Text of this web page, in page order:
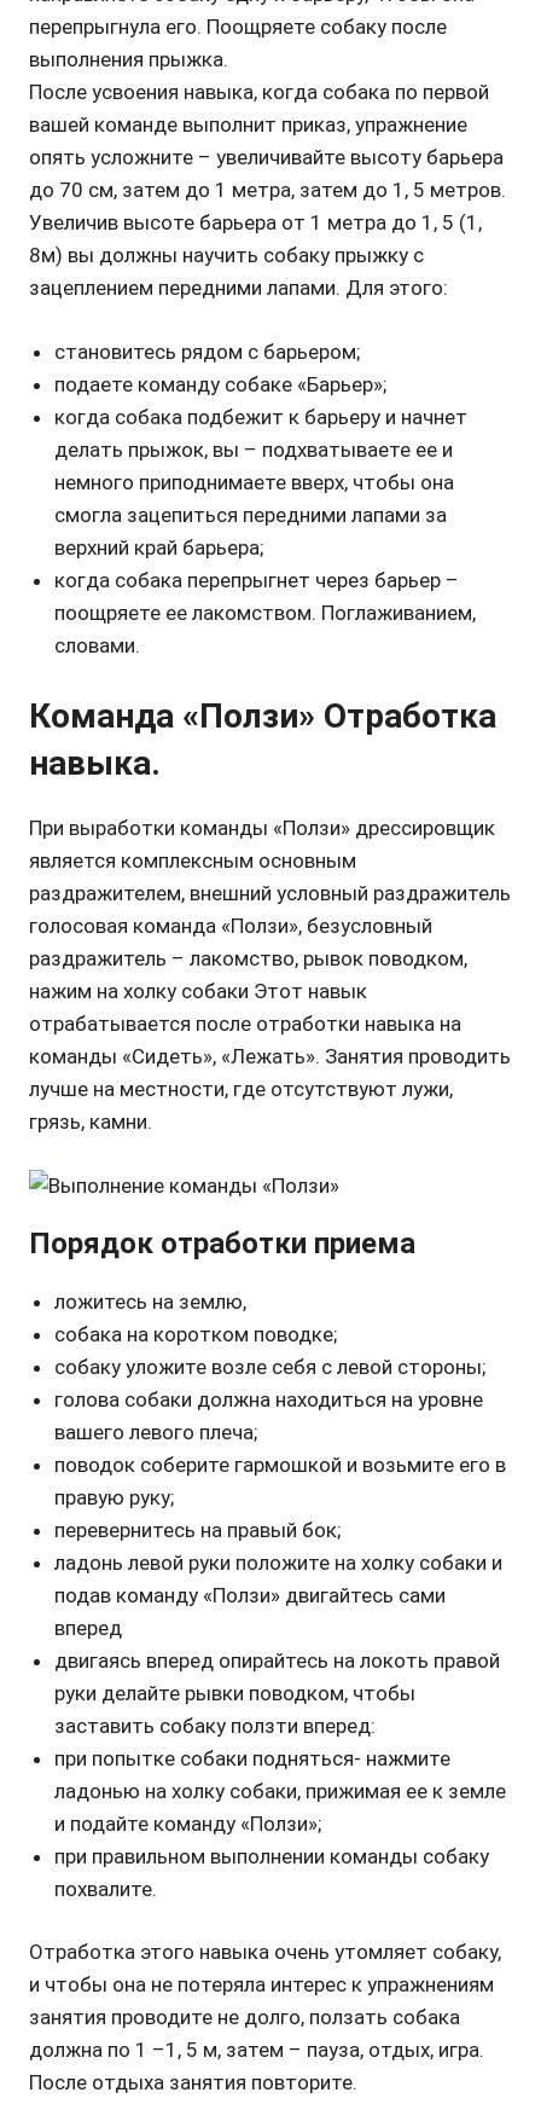
перепрыгнула его. Поощряете собаку после
выполнения прыжка.
После усвоения навыка, когда собака по первой
вашей команде выполнит приказ, упражнение
опять усложните – увеличивайте высоту барьера
до 70 см, затем до 1 метра, затем до 1, 5 метров.
Увеличив высоте барьера от 1 метра до 1, 5 (1,
8м) вы должны научить собаку прыжку с
зацеплением передними лапами. Для этого:
становитесь рядом с барьером;
подаете команду собаке «Барьер»;
когда собака подбежит к барьеру и начнет
делать прыжок, вы – подхватываете ее и
немного приподнимаете вверх, чтобы она
смогла зацепиться передними лапами за
верхний край барьера;
когда собака перепрыгнет через барьер –
поощряете ее лакомством. Поглаживанием,
словами.
Команда «Ползи» Отработка
навыка.
При выработки команды «Ползи» дрессировщик
является комплексным основным
раздражителем, внешний условный раздражитель
голосовая команда «Ползи», безусловный
раздражитель – лакомство, рывок поводком,
нажим на холку собаки Этот навык
отрабатывается после отработки навыка на
команды «Сидеть», «Лежать». Занятия проводить
лучше на местности, где отсутствуют лужи,
грязь, камни.
Порядок отработки приема
ложитесь на землю,
собака на коротком поводке;
собаку уложите возле себя с левой стороны;
голова собаки должна находиться на уровне
вашего левого плеча;
поводок соберите гармошкой и возьмите его в
правую руку;
перевернитесь на правый бок;
ладонь левой руки положите на холку собаки и
подав команду «Ползи» двигайтесь сами
вперед
двигаясь вперед опирайтесь на локоть правой
руки делайте рывки поводком, чтобы
заставить собаку ползти вперед:
при попытке собаки подняться- нажмите
ладонью на холку собаки, прижимая ее к земле
и подайте команду «Ползи»;
при правильном выполнении команды собаку
похвалите.
Отработка этого навыка очень утомляет собаку,
и чтобы она не потеряла интерес к упражнениям
занятия проводите не долго, ползать собака
должна по 1 –1, 5 м, затем – пауза, отдых, игра.
После отдыха занятия повторите.